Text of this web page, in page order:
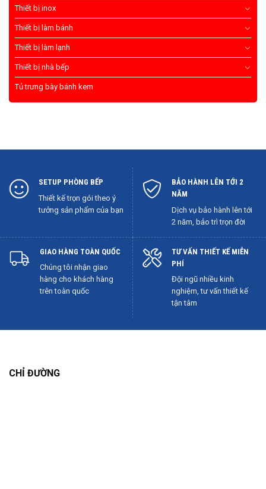
Thiết bị inox
Thiết bị làm bánh
Thiết bị làm lạnh
Thiết bị nhà bếp
Tủ trưng bày bánh kem
SETUP PHÒNG BẾP
Thiết kế trọn gói theo ý
tưởng sản phẩm của bạn
BẢO HÀNH LÊN TỚI 2
NĂM
Dịch vụ bảo hành lên tới
2 năm, bảo trì trọn đời
GIAO HÀNG TOÀN QUỐC
Chúng tôi nhận giao
hàng cho khách hàng
trên toàn quốc
TƯ VẤN THIẾT KẾ MIỄN
PHÍ
Đội ngũ nhiều kinh
nghiệm, tư vấn thiết kế
tận tâm
CHỈ ĐƯỜNG